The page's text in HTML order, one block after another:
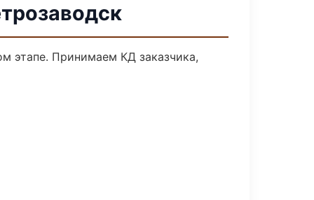
этапе. Принимаем КД заказчика,